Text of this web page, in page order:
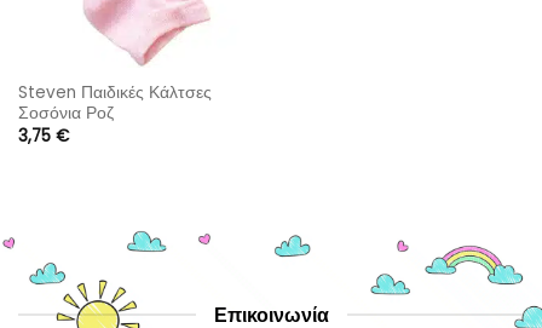
Steven Παιδικές Κάλτσες
Σοσόνια Ροζ
3,75 €
Επικοινωνία